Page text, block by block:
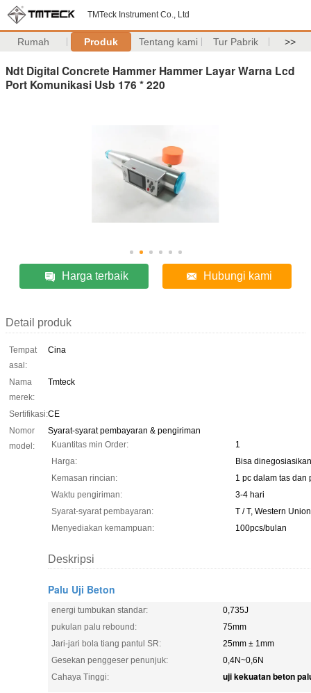
TMTeck Instrument Co., Ltd
Rumah Produk Tentang kami Tur Pabrik >>
Ndt Digital Concrete Hammer Hammer Layar Warna Lcd
Port Komunikasi Usb 176 * 220
Harga terbaik Hubungi kami
Detail produk
Tempat
asal:
Cina
Nama
merek:
Tmteck
Sertifikasi:CE
Nomor
model:
Syarat-syarat pembayaran & pengiriman
Kuantitas min Order:
1
Harga:
Bisa dinegosiasikan
Kemasan rincian:
1 pc dalam tas dan
Waktu pengiriman:
3-4 hari
Syarat-syarat pembayaran:
T / T, Western
Menyediakan kemampuan:
100pcs/bulan
Deskripsi
Palu Uji Beton
energi tumbukan standar:
0,735J
pukulan palu rebound:
75mm
Jari-jari bola tiang pantul SR:
25mm ± 1mm
Gesekan penggeser penunjuk:
0,4N~0,6N
Cahaya Tinggi:
uji kekuatan beton